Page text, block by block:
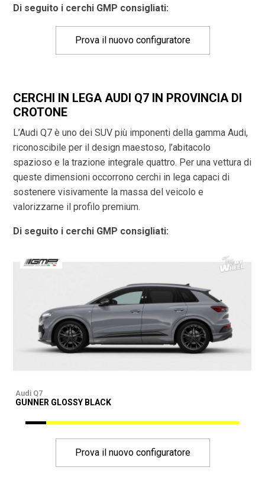
Di seguito i cerchi GMP consigliati:
Prova il nuovo configuratore
CERCHI IN LEGA AUDI Q7 IN PROVINCIA DI
CROTONE
L’Audi Q7 è uno dei SUV più imponenti della gamma Audi,
riconoscibile per il design maestoso, l’abitacolo
spazioso e la trazione integrale quattro. Per una vettura di
queste dimensioni occorrono cerchi in lega capaci di
sostenere visivamente la massa del veicolo e
valorizzarne il profilo premium.
Di seguito i cerchi GMP consigliati:
Audi Q7
GUNNER GLOSSY BLACK
Prova il nuovo configuratore